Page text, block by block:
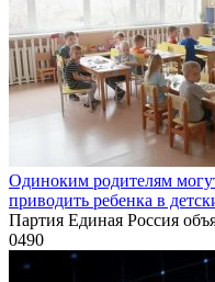
Одиноким родителям
приводить ребенка в
Партия Единая Россия
0490